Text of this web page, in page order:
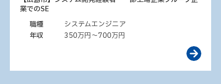
業でのSE
職種
システムエンジニア
年収
350万円～700万円